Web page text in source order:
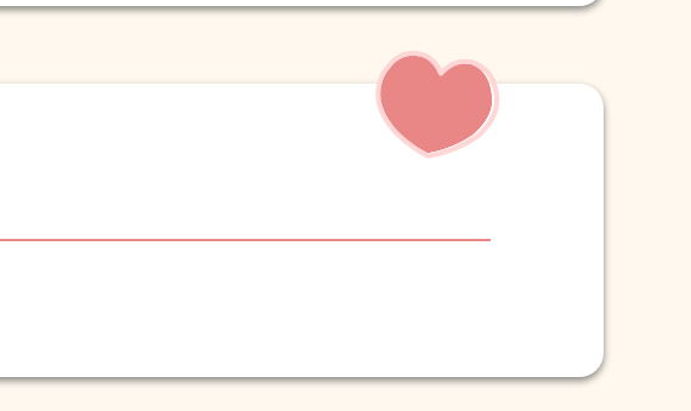
起居與情緒，使她由不安走向穩
姑娘等同工周全照顧與配合，讓家